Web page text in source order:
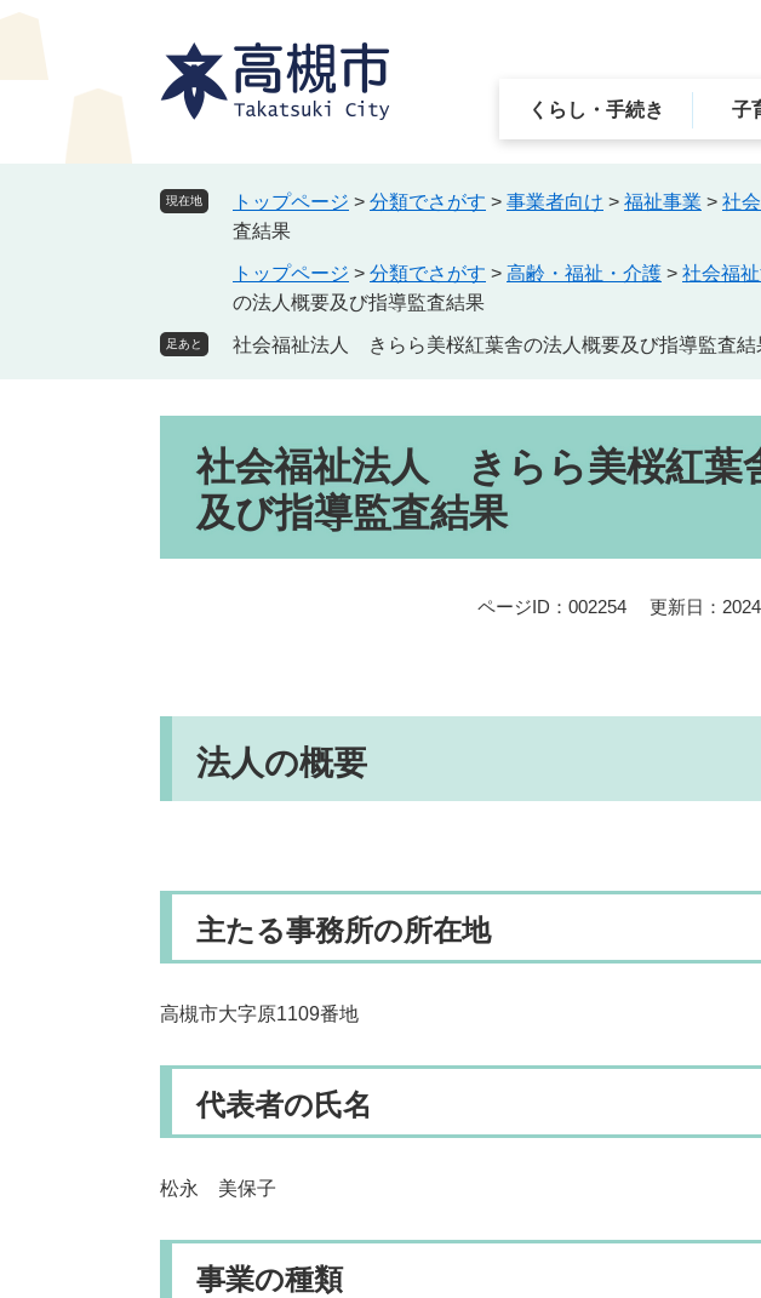
ペ
メ
くらし・手続き 子
現在地 トップページ > 分類でさがす > 事業者向け > 福祉事業 > 社
査結果
トップページ > 分類でさがす > 高齢・福祉・介護 > 社会福
の法人概要及び指導監査結果
足あと 社会福祉法人 きらら美桜紅葉舎の法人概要及び指導監査結
社会福祉法人 きらら美桜紅葉
及び指導監査結果
ページID：002254 更新日：
法人の概要
主たる事務所の所在地
高槻市大字原1109番地
代表者の氏名
松永 美保子
事業の種類